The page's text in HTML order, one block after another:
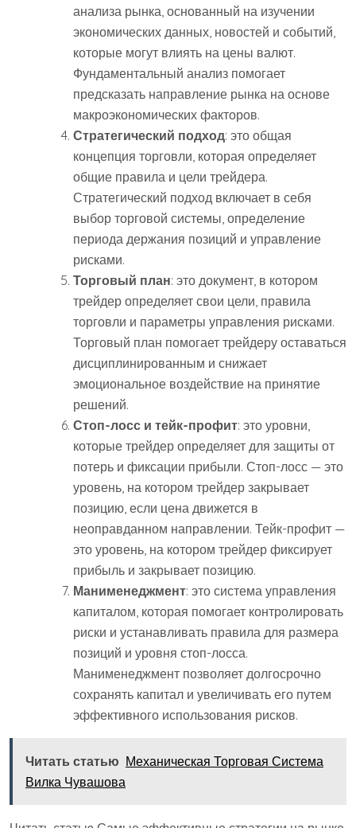
анализа рынка, основанный на изучении
экономических данных, новостей и событий,
которые могут влиять на цены валют.
Фундаментальный анализ помогает
предсказать направление рынка на основе
макроэкономических факторов.
Стратегический подход: это общая
концепция торговли, которая определяет
общие правила и цели трейдера.
Стратегический подход включает в себя
выбор торговой системы, определение
периода держания позиций и управление
рисками.
Торговый план: это документ, в котором
трейдер определяет свои цели, правила
торговли и параметры управления рисками.
Торговый план помогает трейдеру оставаться
дисциплинированным и снижает
эмоциональное воздействие на принятие
решений.
Стоп-лосс и тейк-профит: это уровни,
которые трейдер определяет для защиты от
потерь и фиксации прибыли. Стоп-лосс — это
уровень, на котором трейдер закрывает
позицию, если цена движется в
неоправданном направлении. Тейк-профит —
это уровень, на котором трейдер фиксирует
прибыль и закрывает позицию.
Манименеджмент: это система управления
капиталом, которая помогает контролировать
риски и устанавливать правила для размера
позиций и уровня стоп-лосса.
Манименеджмент позволяет долгосрочно
сохранять капитал и увеличивать его путем
эффективного использования рисков.
Читать статью Механическая Торговая Система
Вилка Чувашова